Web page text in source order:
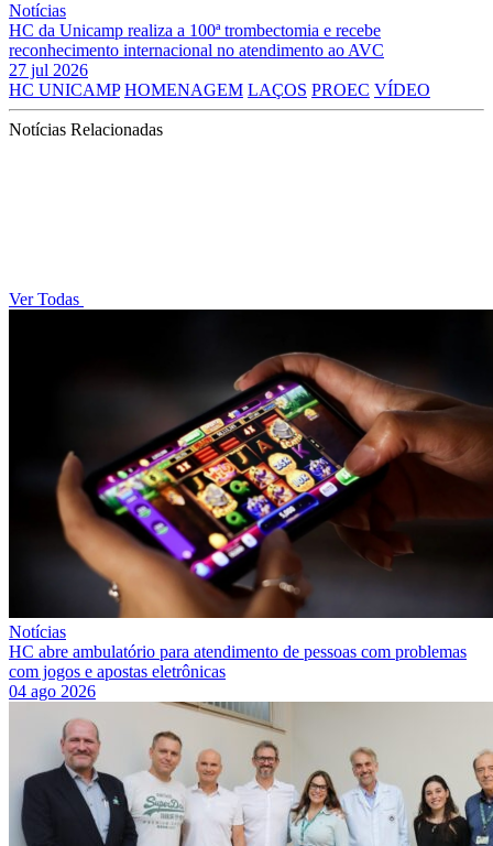
Notícias
HC da Unicamp realiza a 100ª trombectomia e recebe
reconhecimento internacional no atendimento ao AVC
27 jul 2026
HC UNICAMP HOMENAGEM LAÇOS PROEC VÍDEO
Notícias Relacionadas
Ver Todas
Notícias
HC abre ambulatório para atendimento de pessoas com problemas
com jogos e apostas eletrônicas
04 ago 2026